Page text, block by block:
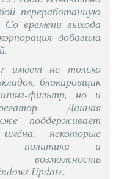
переработанную
Со времени выхода
добавила
имеет не только
блокировщик
фильтр, но и
Данная
поддерживает
некоторые
политики и
Update.